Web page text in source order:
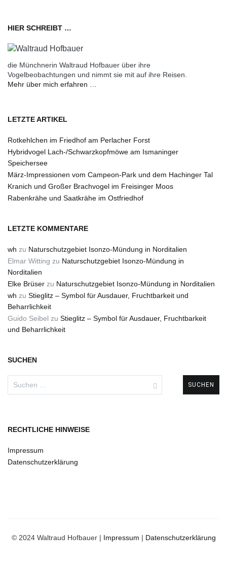
HIER SCHREIBT …
die Münchnerin Waltraud Hofbauer über ihre
Vogelbeobachtungen und nimmt sie mit auf ihre Reisen.
Mehr über mich erfahren …
LETZTE ARTIKEL
Rotkehlchen im Friedhof am Perlacher Forst
Hybridvogel Lach-/Schwarzkopfmöwe am Ismaninger
Speichersee
März-Impressionen vom Campeon-Park und dem Hachinger Tal
Kranich und Großer Brachvogel im Freisinger Moos
Rabenkrähe und Saatkrähe im Ostfriedhof
LETZTE KOMMENTARE
wh zu Naturschutzgebiet Isonzo-Mündung in Norditalien
Elmar Witting zu Naturschutzgebiet Isonzo-Mündung in
Norditalien
Elke Brüser zu Naturschutzgebiet Isonzo-Mündung in Norditalien
wh zu Stieglitz – Symbol für Ausdauer, Fruchtbarkeit und
Beharrlichkeit
Guido Seibel zu Stieglitz – Symbol für Ausdauer, Fruchtbarkeit
und Beharrlichkeit
SUCHEN
RECHTLICHE HINWEISE
Impressum
Datenschutzerklärung
© 2024 Waltraud Hofbauer | Impressum | Datenschutzerklärung